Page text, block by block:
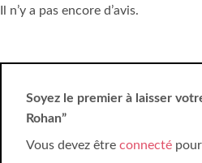
Il n’y a pas encore d’avis.
Soyez le premier à laisser
Rohan”
Vous devez être connecté